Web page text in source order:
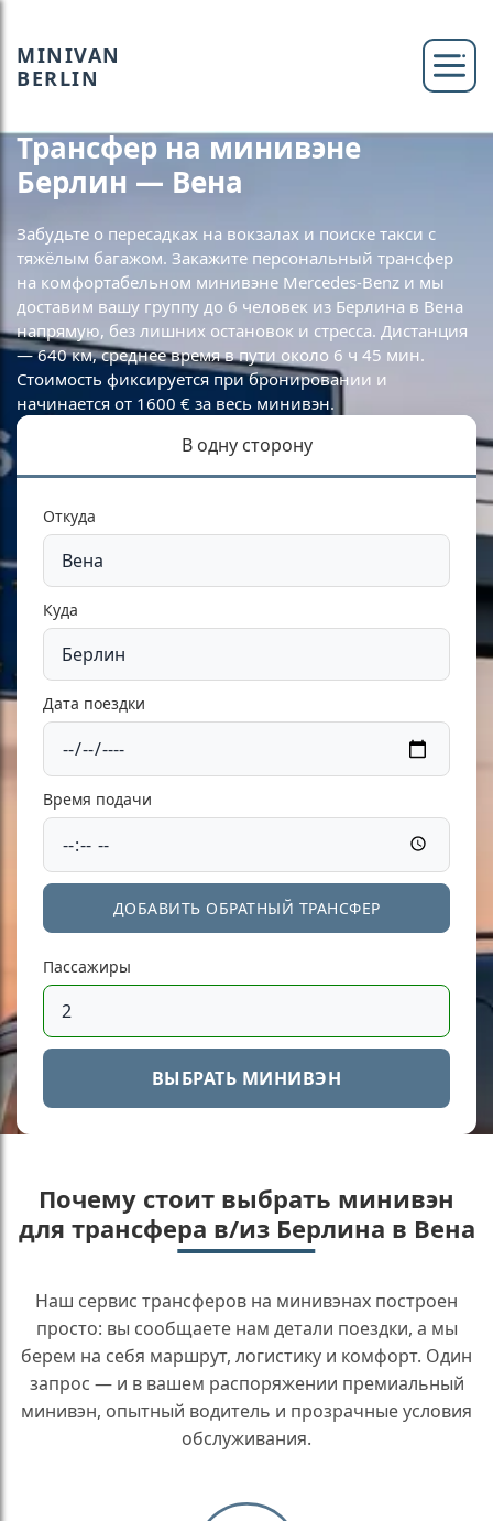
MINIVAN
BERLIN
Трансфер на минивэне
Берлин — Вена
Забудьте о пересадках на вокзалах и поиске такси с
тяжёлым багажом. Закажите персональный трансфер
на комфортабельном минивэне Mercedes-Benz и мы
доставим вашу группу до 6 человек из Берлина в Вена
напрямую, без лишних остановок и стресса. Дистанция
— 640 км, среднее время в пути около 6 ч 45 мин.
Стоимость фиксируется при бронировании и
начинается от 1600 € за весь минивэн.
В одну сторону
Откуда
Куда
Дата поездки
Время подачи
ДОБАВИТЬ ОБРАТНЫЙ ТРАНСФЕР
Пассажиры
ВЫБРАТЬ МИНИВЭН
Почему стоит выбрать минивэн
для трансфера в/из Берлина в Вена
Наш сервис трансферов на минивэнах построен
просто: вы сообщаете нам детали поездки, а мы
берем на себя маршрут, логистику и комфорт. Один
запрос — и в вашем распоряжении премиальный
минивэн, опытный водитель и прозрачные условия
обслуживания.